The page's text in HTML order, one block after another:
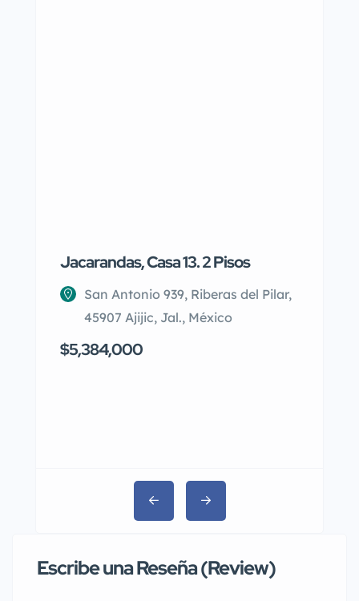
Jacarandas, Casa 13. 2 Pisos
San Antonio 939, Riberas del Pilar,
45907 Ajijic, Jal., México
$5,384,000
Escribe una Reseña (Review)